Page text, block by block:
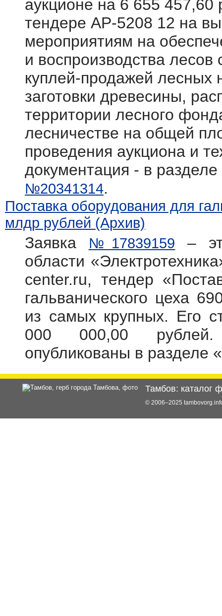
аукционе на 6 655 457,60
тендере АР-5208 12 на
мероприятиям на
и воспроизводства
куплей-продажей лесных
заготовки древесины,
территории лесного
лесничестве на общей
проведения аукциона и
документация - в
№20341314.
Поставка оборудования для
млдр рублей (Архив)
Заявка №17839159 –
области
center.ru, тендер
гальванического цеха
из самых крупных. Его
000 000,00 рублей.
опубликованы в разделе
Тамбов: каталог
© 2006–2025